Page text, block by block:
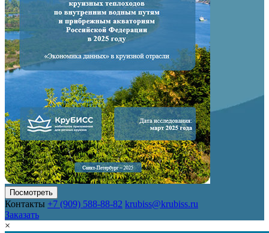
Посмотреть
Контакты +7 (909) 588-88-82 krubiss@krubiss.ru
Заказать
×